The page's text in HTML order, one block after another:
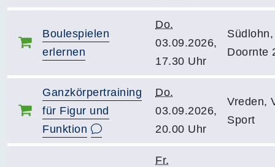
Boulespielen
erlernen
Do.
03.09.2026,
17.30 Uhr
Doornte
Ganzkörpertraining
für Figur und
Funktion
Do.
03.09.2026,
20.00 Uhr
Vreden,
Sport
Fr.